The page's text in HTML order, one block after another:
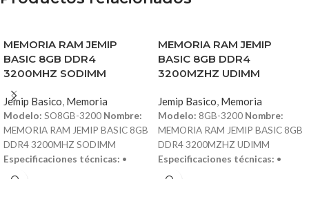
MEMORIA RAM JEMIP
BASIC 8GB DDR4
3200MHZ SODIMM
Jemip Basico, Memoria
Modelo: SO8GB-3200 Nombre:
MEMORIA RAM JEMIP BASIC 8GB
DDR4 3200MHZ SODIMM
Especificaciones técnicas: •
Capacidad: 8GB • Tipo de
MEMORIA RAM JEMIP
BASIC 8GB DDR4
3200MZHZ UDIMM
Jemip Basico, Memoria
Modelo: 8GB-3200 Nombre:
MEMORIA RAM JEMIP BASIC 8GB
DDR4 3200MZHZ UDIMM
Especificaciones técnicas: •
Capacidad: 8GB • Tipo de